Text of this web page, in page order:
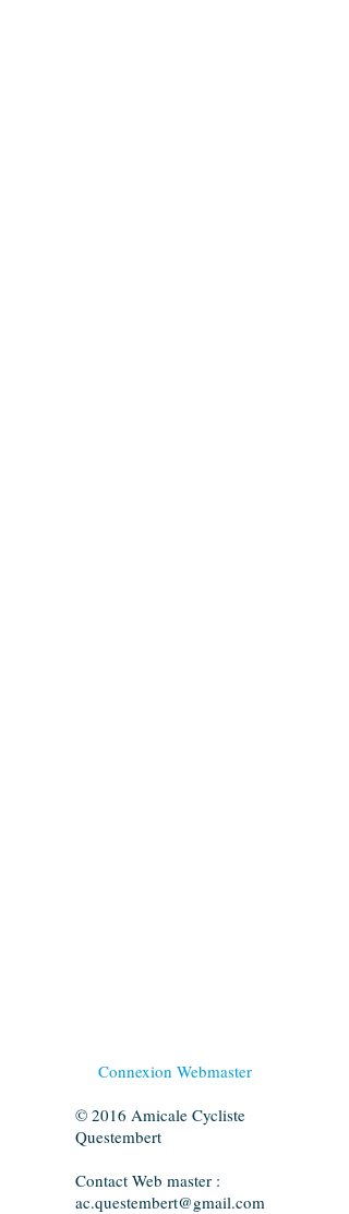
Connexion Webmaster
© 2016 Amicale Cycliste
Questembert
Contact Web master :
ac.questembert@gmail.com